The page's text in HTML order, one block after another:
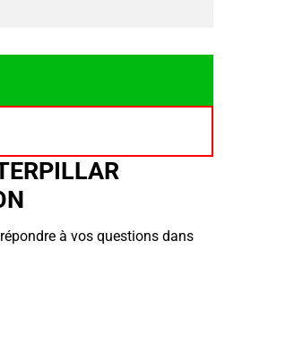
à vos questions dans